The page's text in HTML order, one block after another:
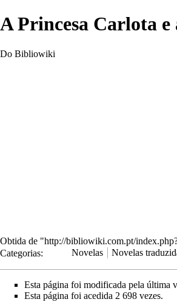
A Princesa Carlota e
Do Bibliowiki
Obtida de "http://bibliowiki.com.pt/
Categorias: Novelas Novelas
Esta página foi modificada pela última
Esta página foi acedida 2 698 vezes.